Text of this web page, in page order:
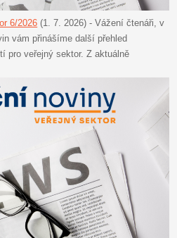
6/2026 (1. 7. 2026) - Vážení čtenáři, v
vám přinášíme další přehled
pro veřejný sektor. Z aktuálně